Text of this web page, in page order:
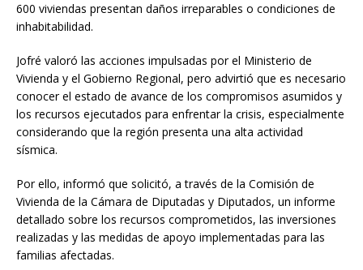
600 viviendas presentan daños irreparables o condiciones de
inhabitabilidad.
Jofré valoró las acciones impulsadas por el Ministerio de
Vivienda y el Gobierno Regional, pero advirtió que es necesario
conocer el estado de avance de los compromisos asumidos y
los recursos ejecutados para enfrentar la crisis, especialmente
considerando que la región presenta una alta actividad
sísmica.
Por ello, informó que solicitó, a través de la Comisión de
Vivienda de la Cámara de Diputadas y Diputados, un informe
detallado sobre los recursos comprometidos, las inversiones
realizadas y las medidas de apoyo implementadas para las
familias afectadas.